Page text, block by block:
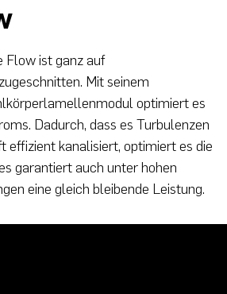
Flow ist ganz auf
Mit seinem
optimiert es
Dadurch, dass es Turbulenzen
effizient kanalisiert, optimiert es die
garantiert auch unter hohen
eine gleich bleibende Leistung.